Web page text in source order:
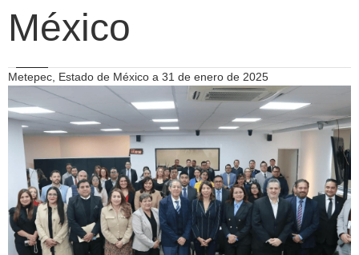
México
Metepec, Estado de México a 31 de enero de 2025